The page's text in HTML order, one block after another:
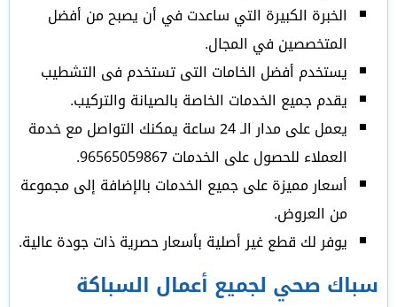
الخبرة الكبيرة التي ساعدت في أن يصبح من أفضل
المتخصصين في المجال.
يستخدم أفضل الخامات التى تستخدم فى التشطيب
يقدم جميع الخدمات الخاصة بالصيانة والتركيب.
يعمل على مدار الـ 24 ساعة يمكنك التواصل مع خدمة
العملاء للحصول على الخدمات 96565059867.
أسعار مميزة على جميع الخدمات بالإضافة إلى مجموعة
من العروض.
يوفر لك قطع غير أصلية بأسعار حصرية ذات جودة عالية.
سباك صحي لجميع أعمال السباكة